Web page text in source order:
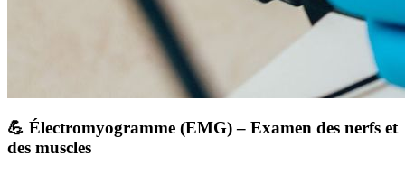
💪 Électromyogramme (EMG) – Examen des nerfs et
des muscles